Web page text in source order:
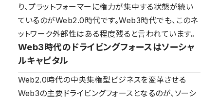
り、プラットフォーマーに権力が集中する状態が続い
ているのがWeb2.0時代です。Web3時代でも、このネ
ットワーク外部性はある程度残ると言われています。
Web3時代のドライビングフォースはソーシャ
ルキャピタル
Web2.0時代の中央集権型ビジネスを変革させる
Web3の主要ドライビングフォースとなるのが、ソーシ